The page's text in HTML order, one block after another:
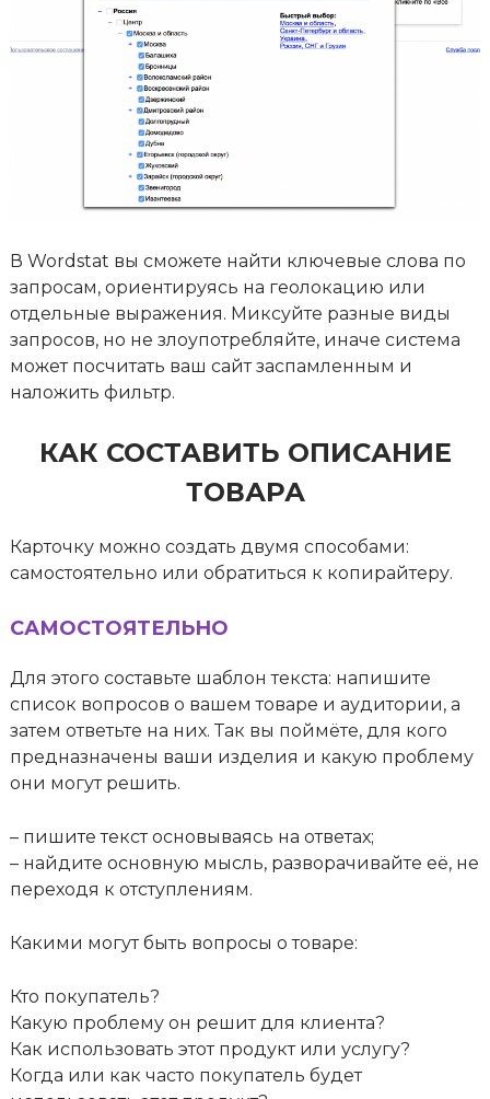
В Wordstat вы сможете найти ключевые слова по
запросам, ориентируясь на геолокацию или
отдельные выражения. Миксуйте разные виды
запросов, но не злоупотребляйте, иначе система
может посчитать ваш сайт заспамленным и
наложить фильтр.
КАК СОСТАВИТЬ ОПИСАНИЕ
ТОВАРА
Карточку можно создать двумя способами:
самостоятельно или обратиться к копирайтеру.
САМОСТОЯТЕЛЬНО
Для этого составьте шаблон текста: напишите
список вопросов о вашем товаре и аудитории, а
затем ответьте на них. Так вы поймёте, для кого
предназначены ваши изделия и какую проблему
они могут решить.
– пишите текст основываясь на ответах;
– найдите основную мысль, разворачивайте её, не
переходя к отступлениям.
Какими могут быть вопросы о товаре:
Кто покупатель?
Какую проблему он решит для клиента?
Как использовать этот продукт или услугу?
Когда или как часто покупатель будет